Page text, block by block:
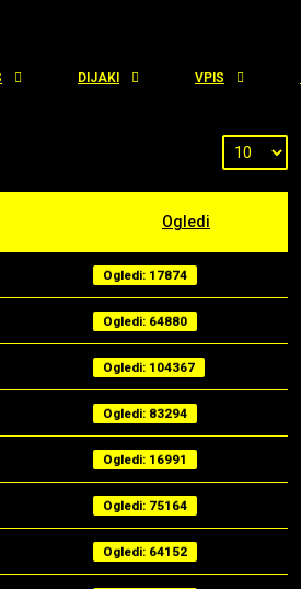
DIJAKI VPIS
Ogledi
Ogledi: 17874
Ogledi: 64880
Ogledi: 104367
Ogledi: 83294
Ogledi: 16991
Ogledi: 75164
Ogledi: 64152